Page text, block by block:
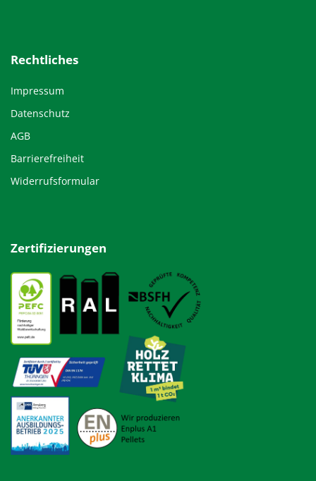
Rechtliches
Impressum
Datenschutz
AGB
Barrierefreiheit
Widerrufsformular
Zertifizierungen